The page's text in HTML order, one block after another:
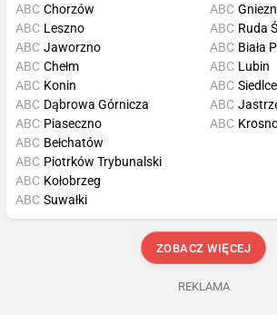
ABC Chorzów
ABC Leszno
ABC Jaworzno
ABC
ABC Ruda
ABC Biała
ABC Chełm
ABC Konin
ABC Dąbrowa Górnicza
ABC Piaseczno
ABC Lubin
ABC Siedlce
ABC
ABC
ABC Bełchatów
ABC Piotrków Trybunalski
ABC Kołobrzeg
ABC Suwałki
ZOBACZ WIĘCEJ
REKLAMA